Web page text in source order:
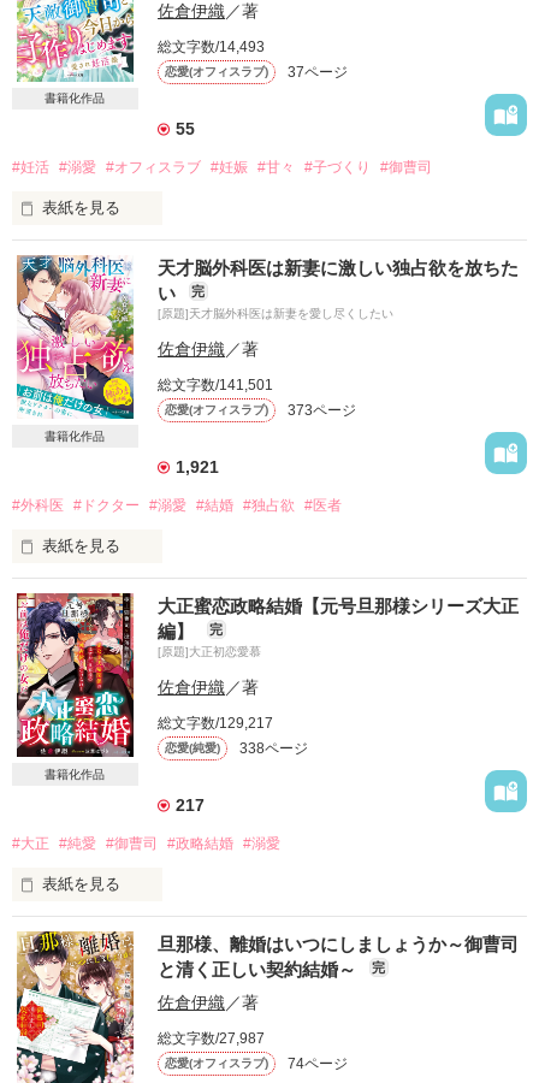
作品を読む
弁護士の仮面を外したら別人でした。
弁護料の代わりにとんでもない要求を突きつける彼は
少々腹黒だけれど…
私もベビーも幸せになります！
ベリーズ文庫
＼極上悪魔なスパダリシリーズ　弁護士編／
作品を読む
書籍化作品
佐倉伊織／著
総文字数/14,493
恋愛(オフィスラブ) 37ページ
55
#妊活 #溺愛 #オフィスラブ #妊娠 #甘々 #子づくり #御曹司
表紙を見る
恋愛をするのが怖くなり
結婚、出産をあきらめようとしていた私に
いきなり持ちかけられた"妊活"の提案。
お相手は、いつもバチバチ議論を闘わせている
天敵と揶揄される鬼上司。
仕事中は厳しい彼だけど
思い悩む私をとことん甘やかす。
「子づくりのためにだけ抱くんじゃない。
一体どうなる?
ベリーズ文庫として書籍化
こちらは試し読みです。
書籍化作品
天才脳外科医は新妻に激しい独占欲を放ちた
い
完
[原題]天才脳外科医は新妻を愛し尽くしたい
佐倉伊織／著
総文字数/141,501
恋愛(オフィスラブ) 373ページ
1,921
#外科医 #ドクター #溺愛 #結婚 #独占欲 #医者
表紙を見る
エリート脳神経外科医と
交際ゼロ日で結婚した病棟クラークの私。
忙しい毎日ではあるけれど…
「お前は俺だけの女だ」
激しい独占欲を感じながら
甘い新婚生活を満喫中。
オペ室勤務の看護師だった過去がある私は
厳しい症例に立ち向かう彼の姿を目の当たりにして
私の心は激しく揺れる――。
「泣くなら俺の腕の中にして。
お前のことはなにがあっても守り抜く」
書籍化作品
大正蜜恋政略結婚【元号旦那様シリーズ大正
編】
完
[原題]大正初恋愛慕
佐倉伊織／著
総文字数/129,217
恋愛(純愛) 338ページ
217
#大正 #純愛 #御曹司 #政略結婚 #溺愛
表紙を見る
大正十年。
父の作った借金のせいで吉原に売られそうになった
子爵家令嬢・三谷郁子は
精悍な顔立ちの紳士に助けられた。
彼はかの有名な紡績会社『津田紡績』の跡取りらしく…。
旦那様、離婚はいつにしましょうか～御曹司
と清く正しい契約結婚～
完
佐倉伊織／著
総文字数/27,987
恋愛(オフィスラブ) 74ページ